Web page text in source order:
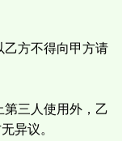
方不得向甲方请
三人使用外，乙
异议。